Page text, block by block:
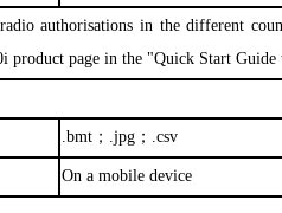
authorisations in the different
product page in the "Quick Start
.bmt；.jpg；.csv
On a mobile device